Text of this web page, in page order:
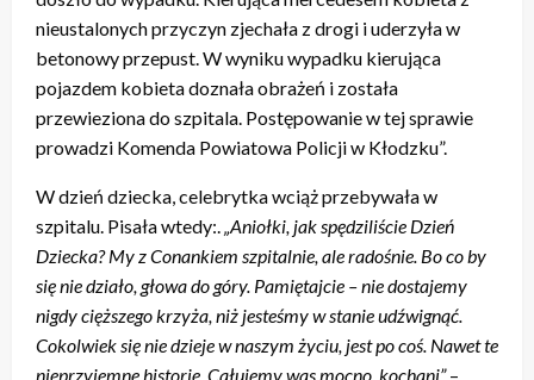
nieustalonych przyczyn zjechała z drogi i uderzyła w
betonowy przepust. W wyniku wypadku kierująca
pojazdem kobieta doznała obrażeń i została
przewieziona do szpitala. Postępowanie w tej sprawie
prowadzi Komenda Powiatowa Policji w Kłodzku”.
W dzień dziecka, celebrytka wciąż przebywała w
szpitalu. Pisała wtedy:.„Aniołki, jak spędziliście Dzień
Dziecka? My z Conankiem szpitalnie, ale radośnie. Bo co by
się nie działo, głowa do góry. Pamiętajcie – nie dostajemy
nigdy cięższego krzyża, niż jesteśmy w stanie udźwignąć.
Cokolwiek się nie dzieje w naszym życiu, jest po coś. Nawet te
nieprzyjemne historie. Całujemy was mocno, kochani”–